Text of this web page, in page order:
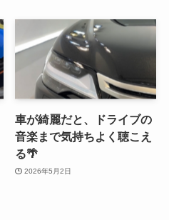
車が綺麗だと、ドライブの
音楽まで気持ちよく聴こえ
る🌴
2026年5月2日